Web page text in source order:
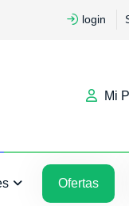
login
Mi
Ofertas